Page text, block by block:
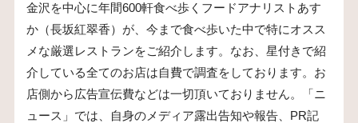
金沢を中心に年間600軒食べ歩くフードアナリストあす
か（長坂紅翠香）が、今まで食べ歩いた中で特にオスス
メな厳選レストランをご紹介します。なお、星付きで紹
介している全てのお店は自費で調査をしております。お
店側から広告宣伝費などは一切頂いておりません。「ニ
ュース」では、自身のメディア露出告知や報告、PR記